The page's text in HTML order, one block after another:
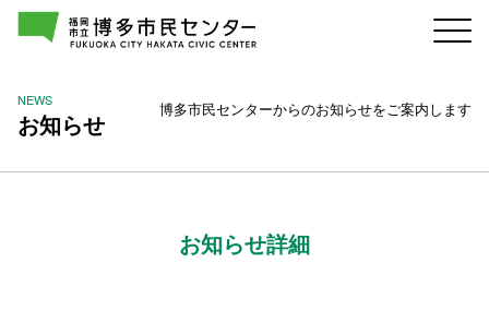
NEWS
お知らせ 博多市民センターからのお知らせをご案内します
お知らせ詳細